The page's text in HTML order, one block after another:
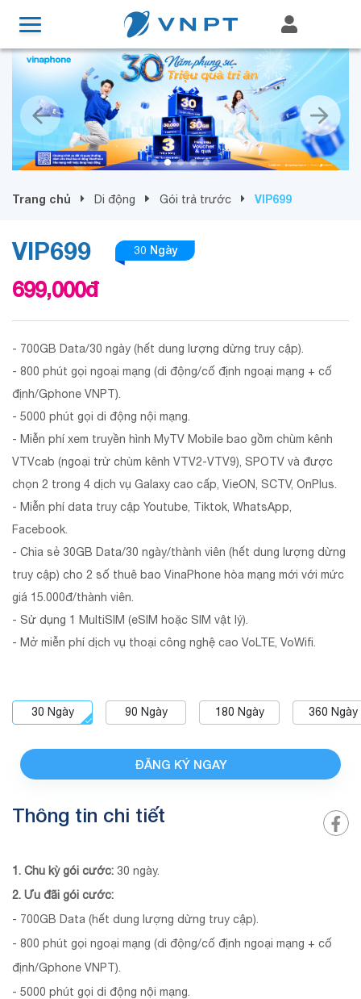
Trang chủ Di động Gói trả trước VIP699
VIP699 30 Ngày
699,000đ
- 700GB Data/30 ngày (hết dung lượng dừng truy cập).
- 800 phút gọi ngoại mạng (di động/cố định ngoại mạng + cố
định/Gphone VNPT).
- 5000 phút gọi di động nội mạng.
- Miễn phí xem truyền hình MyTV Mobile bao gồm chùm kênh
VTVcab (ngoại trừ chùm kênh VTV2-VTV9), SPOTV và được
chọn 2 trong 4 dịch vụ Galaxy cao cấp, VieON, SCTV, OnPlus.
- Miễn phí data truy cập Youtube, Tiktok, WhatsApp,
Facebook.
- Chia sẻ 30GB Data/30 ngày/thành viên (hết dung lượng dừng
truy cập) cho 2 số thuê bao VinaPhone hòa mạng mới với mức
giá 15.000đ/thành viên.
- Sử dụng 1 MultiSIM (eSIM hoặc SIM vật lý).
- Mở miễn phí dịch vụ thoại công nghệ cao VoLTE, VoWifi.
30 Ngày 90 Ngày 180 Ngày 360 Ngày
ĐĂNG KÝ NGAY
Thông tin chi tiết
1. Chu kỳ gói cước: 30 ngày.
2. Ưu đãi gói cước:
- 700GB Data (hết dung lượng dừng truy cập).
- 800 phút gọi ngoại mạng (di động/cố định ngoại mạng + cố
định/Gphone VNPT).
- 5000 phút gọi di động nội mạng.